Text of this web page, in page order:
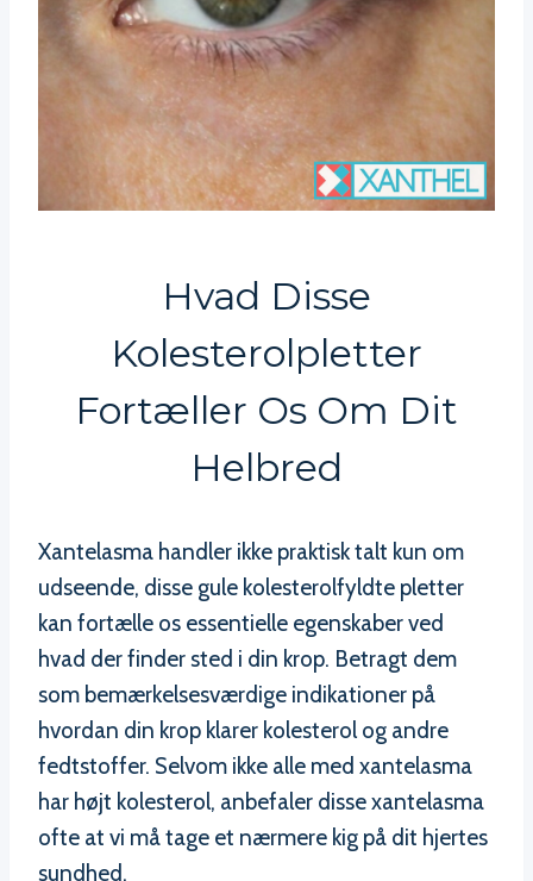
Hvad Disse
Kolesterolpletter
Fortæller Os Om Dit
Helbred
Xantelasma handler ikke praktisk talt kun om
udseende, disse gule kolesterolfyldte pletter
kan fortælle os essentielle egenskaber ved
hvad der finder sted i din krop. Betragt dem
som bemærkelsesværdige indikationer på
hvordan din krop klarer kolesterol og andre
fedtstoffer. Selvom ikke alle med xantelasma
har højt kolesterol, anbefaler disse xantelasma
ofte at vi må tage et nærmere kig på dit hjertes
sundhed.